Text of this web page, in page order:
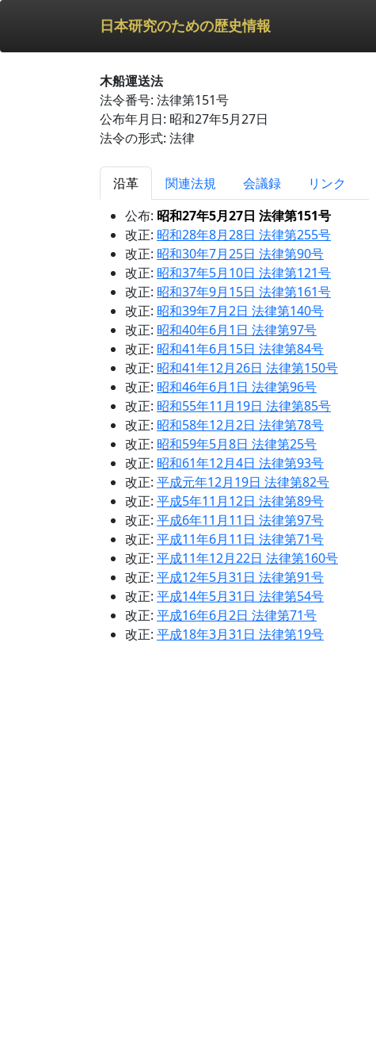
日本研究のための歴史情報
木船運送法
法令番号: 法律第151号
公布年月日: 昭和27年5月27日
法令の形式: 法律
沿革 関連法規 会議録
リンク
公布: 昭和27年5月27日 法律第151号
改正: 昭和28年8月28日 法律第255号
改正: 昭和30年7月25日 法律第90号
改正: 昭和37年5月10日 法律第121号
改正: 昭和37年9月15日 法律第161号
改正: 昭和39年7月2日 法律第140号
改正: 昭和40年6月1日 法律第97号
改正: 昭和41年6月15日 法律第84号
改正: 昭和41年12月26日 法律第150号
改正: 昭和46年6月1日 法律第96号
改正: 昭和55年11月19日 法律第85号
改正: 昭和58年12月2日 法律第78号
改正: 昭和59年5月8日 法律第25号
改正: 昭和61年12月4日 法律第93号
改正: 平成元年12月19日 法律第82号
改正: 平成5年11月12日 法律第89号
改正: 平成6年11月11日 法律第97号
改正: 平成11年6月11日 法律第71号
改正: 平成11年12月22日 法律第160号
改正: 平成12年5月31日 法律第91号
改正: 平成14年5月31日 法律第54号
改正: 平成16年6月2日 法律第71号
改正: 平成18年3月31日 法律第19号